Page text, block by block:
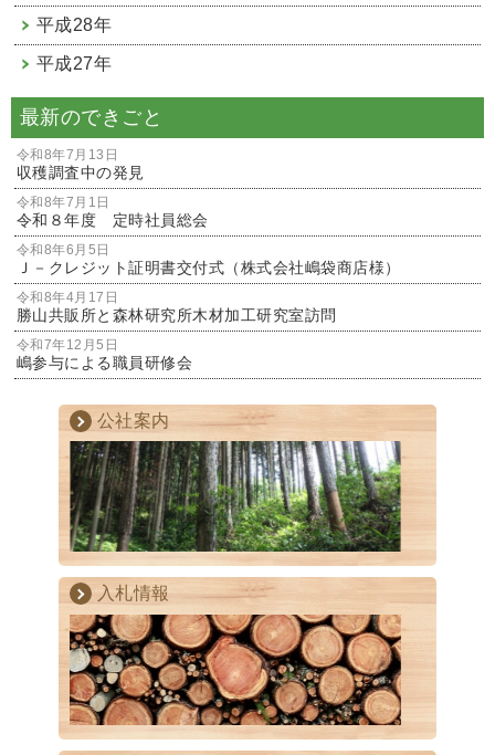
平成28年
平成27年
最新のできごと
令和8年7月13日
収穫調査中の発見
令和8年7月1日
令和８年度 定時社員総会
令和8年6月5日
Ｊ－クレジット証明書交付式（株式会社嶋袋商店様）
令和8年4月17日
勝山共販所と森林研究所木材加工研究室訪問
令和7年12月5日
嶋参与による職員研修会
公社案内
入札情報